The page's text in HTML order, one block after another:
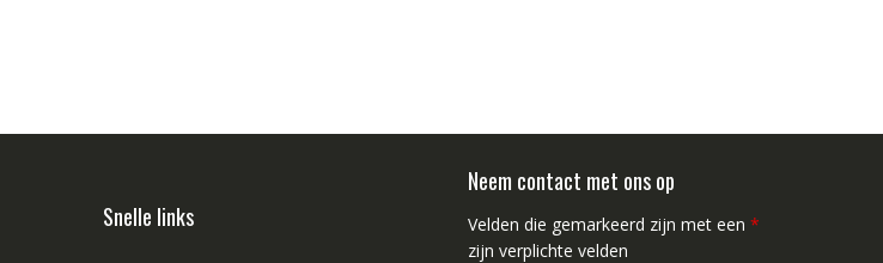
Snelle links
Neem contact met ons op
Velden die gemarkeerd zijn met een *
zijn verplichte velden